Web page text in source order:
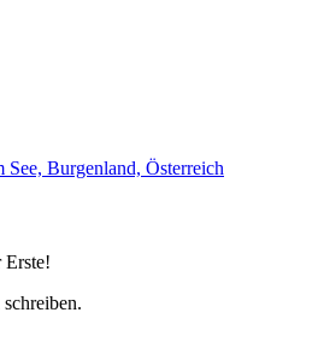
Burgenland, Österreich
Erste!